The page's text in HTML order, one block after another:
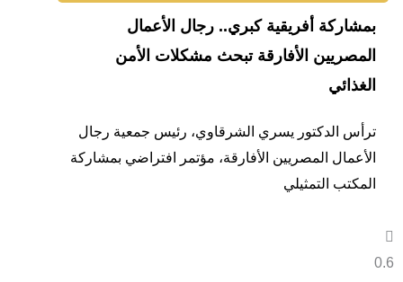
بمشاركة أفريقية كبري.. رجال الأعمال
المصريين الأفارقة تبحث مشكلات الأمن
الغذائي
ترأس الدكتور يسري الشرقاوي، رئيس جمعية رجال
الأعمال المصريين الأفارقة، مؤتمر افتراضي بمشاركة
المكتب التمثيلي